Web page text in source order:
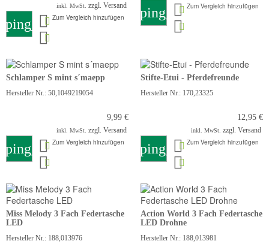
inkl. MwSt. zzgl. Versand
Zum Vergleich hinzufügenshopping_cartZum Vergleich hinzufügen
Schlamper S mint s´maepp
Hersteller Nr.: 50,1049219054
9,99 €
inkl. MwSt. zzgl. Versand
Zum Vergleich hinzufügen
Stifte-Etui - Pferdefreunde
Hersteller Nr.: 170,23325
12,95 €
inkl. MwSt. zzgl. Versand
shopping_cartZum Vergleich hinzufügen
Miss Melody 3 Fach Federtasche
LED
Hersteller Nr.: 188,013976
Action World 3 Fach Federtasche
LED Drohne
Hersteller Nr.: 188,013981